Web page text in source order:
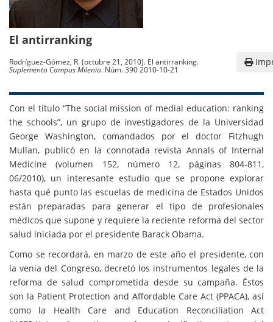
El antirranking
Rodríguez-Gómez, R. (octubre 21, 2010). El antirranking.
Suplemento Campus Milenio. Núm. 390 2010-10-21
Con el título “The social mission of medial education: ranking
the schools”, un grupo de investigadores de la Universidad
George Washington, comandados por el doctor Fitzhugh
Mullan, publicó en la connotada revista Annals of Internal
Medicine (volumen 152, número 12, páginas 804-811,
06/2010), un interesante estudio que se propone explorar
hasta qué punto las escuelas de medicina de Estados Unidos
están preparadas para generar el tipo de profesionales
médicos que supone y requiere la reciente reforma del sector
salud iniciada por el presidente Barack Obama.
Como se recordará, en marzo de este año el presidente, con
la venia del Congreso, decretó los instrumentos legales de la
reforma de salud comprometida desde su campaña. Éstos
son la Patient Protection and Affordable Care Act (PPACA), así
como la Health Care and Education Reconciliation Act